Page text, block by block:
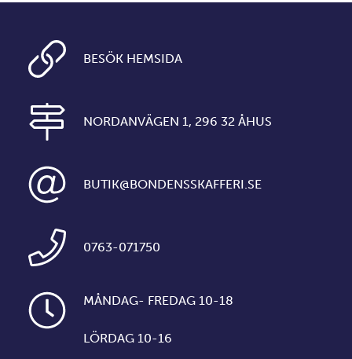
BESÖK HEMSIDA
NORDANVÄGEN 1, 296 32 ÅHUS
BUTIK@BONDENSSKAFFERI.SE
0763-071750
MÅNDAG- FREDAG 10-18
LÖRDAG 10-16